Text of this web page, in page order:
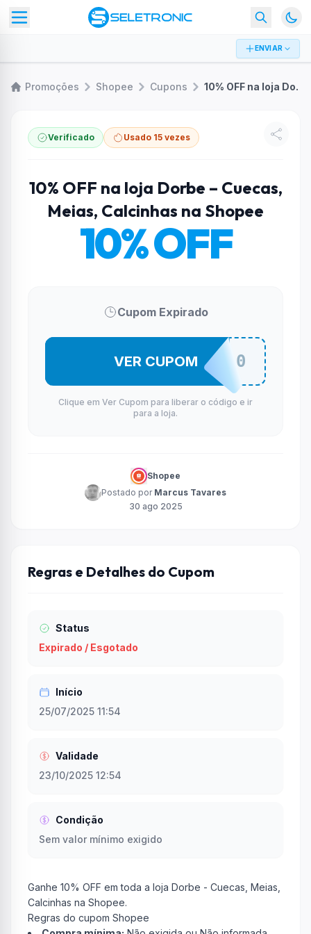
ENVIAR
Promoções Shopee Cupons 10% OFF na loja Dorbe – Cuecas, Meias, Calcinhas na Shopee
Verificado Usado 15 vezes
10% OFF na loja Dorbe – Cuecas,
Meias, Calcinhas na Shopee
10% OFF
Cupom Expirado
ABELOFF10
VER CUPOM
Clique em Ver Cupom para liberar o código e ir
para a loja.
Shopee
Postado por Marcus Tavares
30 ago 2025
Regras e Detalhes do Cupom
Status
Expirado / Esgotado
Início
25/07/2025 11:54
Validade
23/10/2025 12:54
Condição
Sem valor mínimo exigido
Ganhe 10% OFF em toda a loja Dorbe - Cuecas, Meias,
Calcinhas na Shopee.
Regras do cupom Shopee